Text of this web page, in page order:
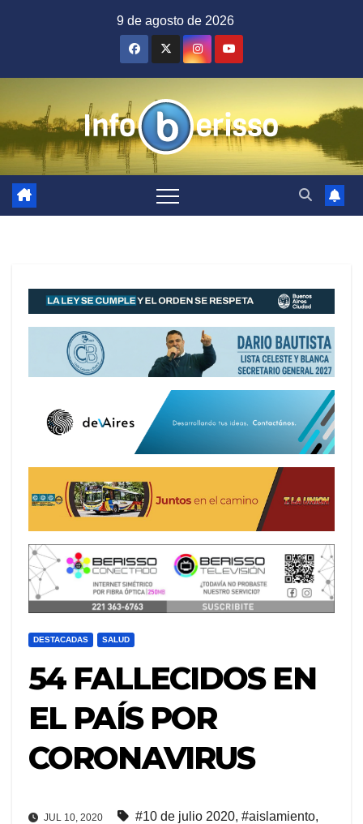
9 de agosto de 2026
DESTACADAS SALUD
54 FALLECIDOS EN
EL PAÍS POR
CORONAVIRUS
JUL 10, 2020 #10 de julio 2020, #aislamiento,